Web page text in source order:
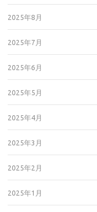
2025年8月
2025年7月
2025年6月
2025年5月
2025年4月
2025年3月
2025年2月
2025年1月